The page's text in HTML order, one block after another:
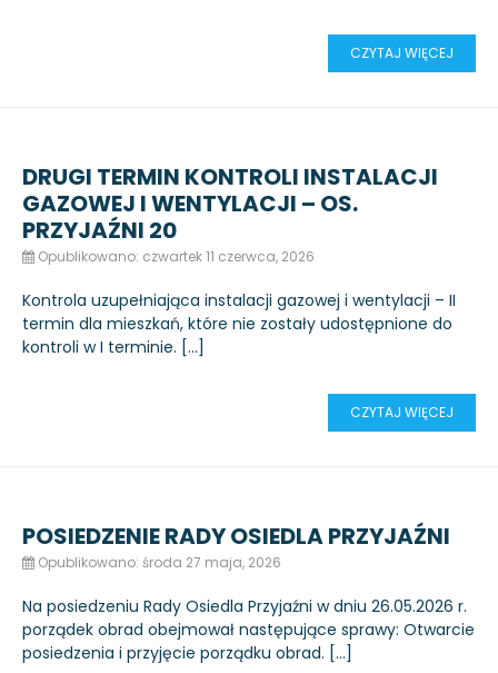
CZYTAJ WIĘCEJ
DRUGI TERMIN KONTROLI INSTALACJI
GAZOWEJ I WENTYLACJI – OS.
PRZYJAŹNI 20
Opublikowano: czwartek 11 czerwca, 2026
Kontrola uzupełniająca instalacji gazowej i wentylacji – II
termin dla mieszkań, które nie zostały udostępnione do
kontroli w I terminie. […]
CZYTAJ WIĘCEJ
POSIEDZENIE RADY OSIEDLA PRZYJAŹNI
Opublikowano: środa 27 maja, 2026
Na posiedzeniu Rady Osiedla Przyjaźni w dniu 26.05.2026 r.
porządek obrad obejmował następujące sprawy: Otwarcie
posiedzenia i przyjęcie porządku obrad. […]